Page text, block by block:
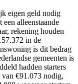
eigen geld nodig
alleenstaande
rekening houden
in de
is dit bedrag
gemeenten is
hadden starters
€91.073 nodig,